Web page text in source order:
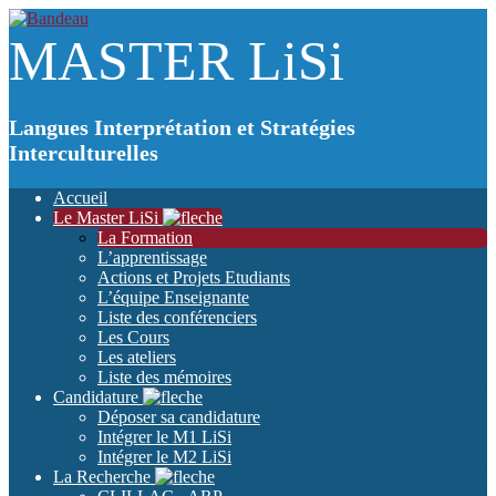
MASTER LiSi
Langues Interprétation et Stratégies
Interculturelles
Accueil
Le Master LiSi
La Formation
L’apprentissage
Actions et Projets Etudiants
L’équipe Enseignante
Liste des conférenciers
Les Cours
Les ateliers
Liste des mémoires
Candidature
Déposer sa candidature
Intégrer le M1 LiSi
Intégrer le M2 LiSi
La Recherche